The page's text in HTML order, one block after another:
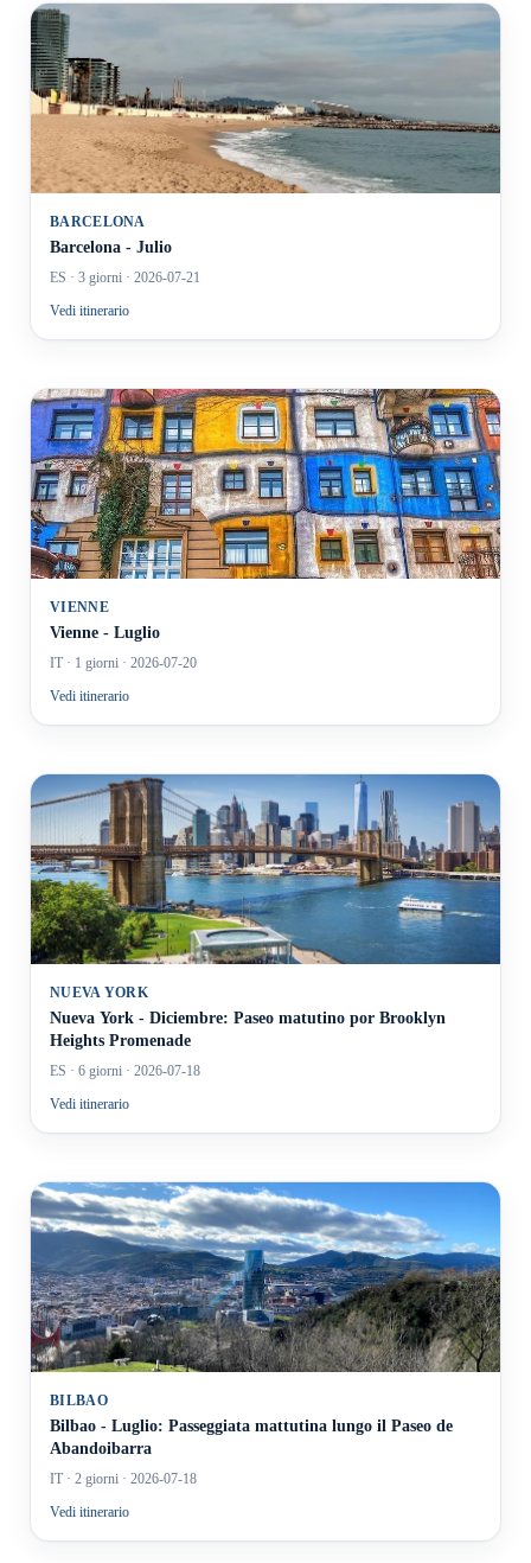
BARCELONA
Barcelona - Julio
ES · 3 giorni · 2026-07-21
Vedi itinerario
VIENNE
Vienne - Luglio
IT · 1 giorni · 2026-07-20
Vedi itinerario
NUEVA YORK
Nueva York - Diciembre: Paseo matutino por Brooklyn
Heights Promenade
ES · 6 giorni · 2026-07-18
Vedi itinerario
BILBAO
Bilbao - Luglio: Passeggiata mattutina lungo il Paseo de
Abandoibarra
IT · 2 giorni · 2026-07-18
Vedi itinerario